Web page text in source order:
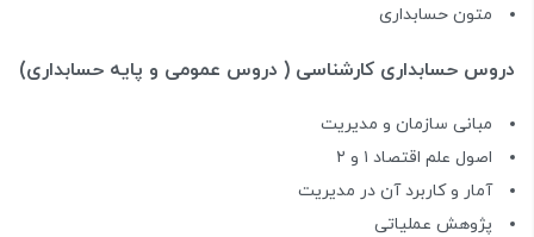
متون حسابداری
دروس حسابداری کارشناسی ( دروس عمومی و پایه حسابداری)
مبانی سازمان و مدیریت
اصول علم اقتصاد ۱ و ۲
آمار و کاربرد آن در مدیریت
پژوهش عملیاتی